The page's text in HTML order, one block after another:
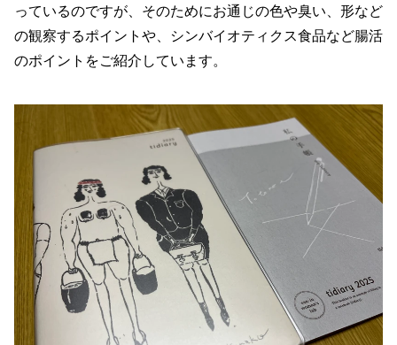
っているのですが、そのためにお通じの色や臭い、形など
の観察するポイントや、シンバイオティクス食品など腸活
のポイントをご紹介しています。